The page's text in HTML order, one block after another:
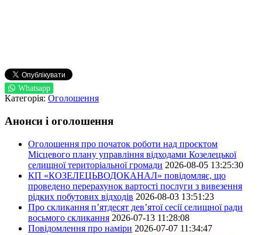
Whatsapp
Категорія: Оголошення
Анонси і оголошення
Оголошення про початок роботи над проєктом
Місцевого плану управління відходами Козелецької
селищної територіальної громади 2026-08-05 13:25:30
КП «КОЗЕЛЕЦЬВОДОКАНАЛ» повідомляє, що
проведено перерахунок вартості послуги з вивезення
рідких побутових відходів 2026-08-03 13:51:23
Про скликання п’ятдесят дев’ятої сесії селищної ради
восьмого скликання 2026-07-13 11:28:08
Повідомлення про наміри 2026-07-07 11:34:47